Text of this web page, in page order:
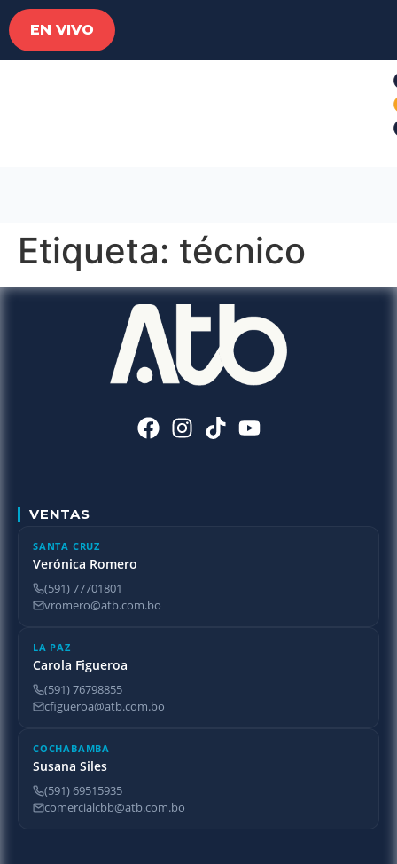
EN VIVO
Etiqueta: técnico
VENTAS
SANTA CRUZ
Verónica Romero
(591) 77701801
vromero@atb.com.bo
LA PAZ
Carola Figueroa
(591) 76798855
cfigueroa@atb.com.bo
COCHABAMBA
Susana Siles
(591) 69515935
comercialcbb@atb.com.bo